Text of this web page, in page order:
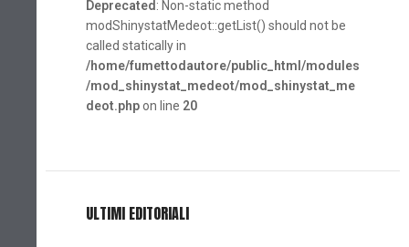
Deprecated : Non-static method
modShinystatMedeot::getList() should not be
called statically in
/home/fumettodautore/public_html/modules
/mod_shinystat_medeot/mod_shinystat_me
deot.phpon line 20
ULTIMI EDITORIALI